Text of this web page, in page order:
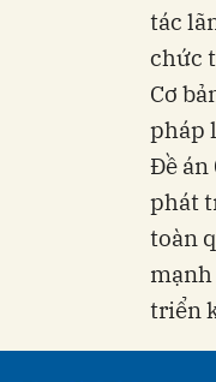
tác
chức
Cơ
pháp
Đề án
phát
toàn
triển